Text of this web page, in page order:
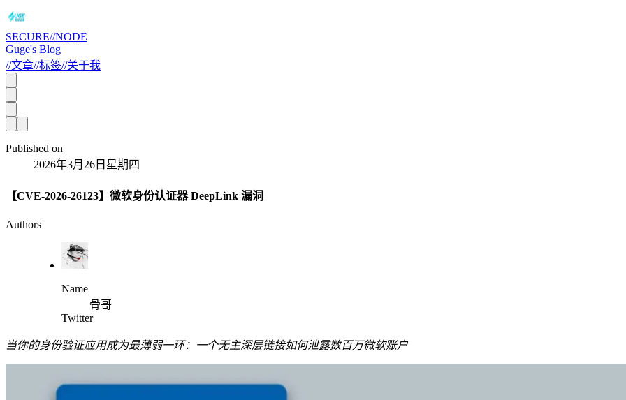
SECURE//NODE
Guge's Blog
//文章//标签//关于我
Published on
2026年3月26日星期四
【CVE-2026-26123】微软身份认证器 DeepLink 漏洞
Authors
Name
骨哥
Twitter
当你的身份验证应用成为最薄弱一环：一个无主深层链接如何泄露数百万微软账户